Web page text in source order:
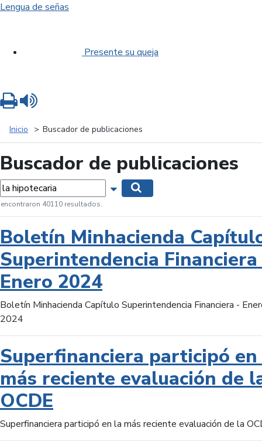
Lengua de señas
Presente su queja
Inicio Buscador de publicaciones
Buscador de publicaciones
Mostrar opciones de búsqueda
encontraron 40110 resultados.
Boletín Minhacienda
Superintendencia
Enero 2024
Boletín Minhacienda Capítulo Superintendencia Financiera -
2024
Superfinanciera participó
más reciente evaluación de
OCDE
Superfinanciera participó en la más reciente evaluación de la
Imprimir